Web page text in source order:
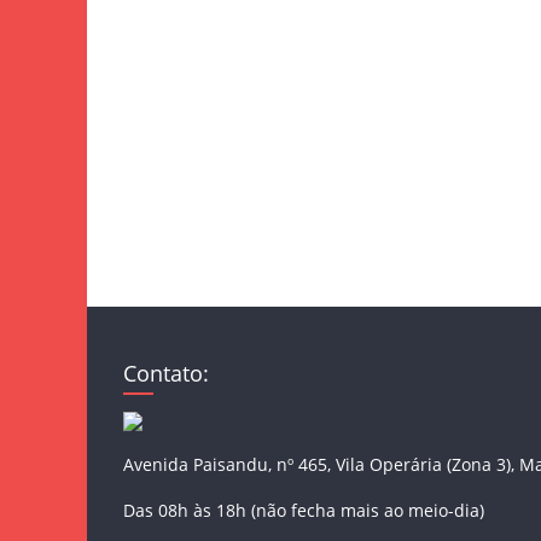
Contato:
Avenida Paisandu, nº 465, Vila Operária (Zona 3),
Das 08h às 18h (não fecha mais ao meio-dia)